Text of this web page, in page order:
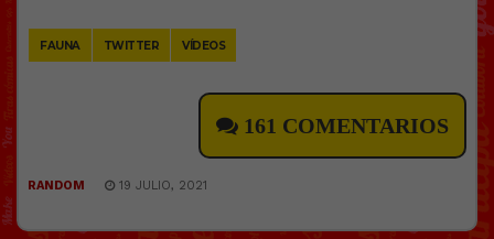
FAUNA TWITTER VÍDEOS
161 COMENTARIOS
RANDOM 19 JULIO, 2021